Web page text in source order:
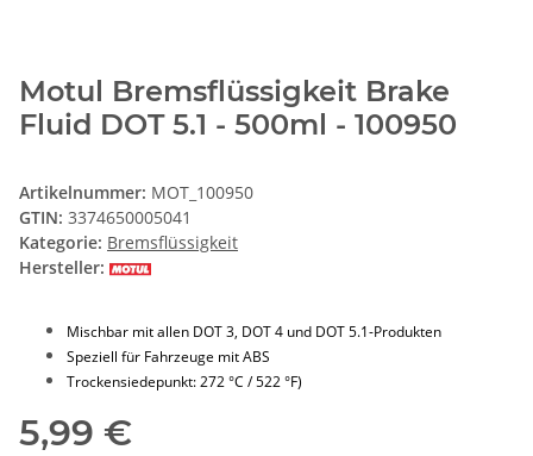
Motul Bremsflüssigkeit Brake
Fluid DOT 5.1 - 500ml - 100950
Artikelnummer: MOT_100950
GTIN: 3374650005041
Kategorie: Bremsflüssigkeit
Hersteller:
Mischbar mit allen DOT 3, DOT 4 und DOT 5.1-Produkten
Speziell für Fahrzeuge mit ABS
Trockensiedepunkt: 272 °C / 522 °F)
5,99 €